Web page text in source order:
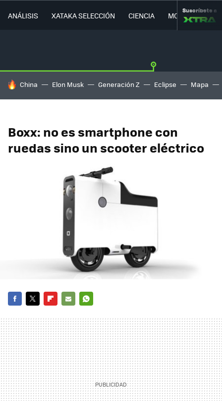
ANÁLISIS XATAKA SELECCIÓN CIENCIA MOVILIDAD
Suscríbete a
HOY SE HABLA DE
China Elon Musk Generación Z Eclipse Mapa
Boxx: no es smartphone con
ruedas sino un scooter eléctrico
MAIL